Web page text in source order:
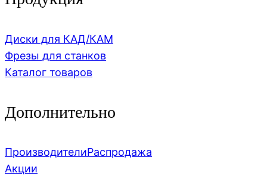
Диски для КАД/КАМ
Фрезы для станков
Каталог товаров
Дополнительно
ПроизводителиРаспродажа
Акции